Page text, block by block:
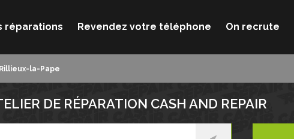
réparations Revendez votre téléphone On recrute
Rillieux-la-Pape
DE RÉPARATION CASH AND REPAIR